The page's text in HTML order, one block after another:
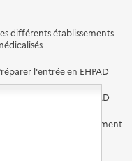
différents établissements
l'entrée en EHPAD
Aides financières en EHPAD
accompagnement